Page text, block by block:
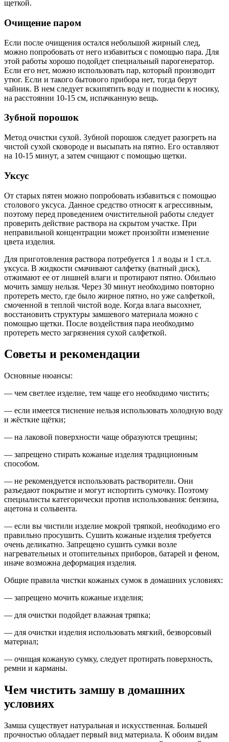
щеткой.
Очищение паром
Если после очищения остался небольшой жирный след,
можно попробовать от него избавиться с помощью пара. Для
этой работы хорошо подойдет специальный парогенератор.
Если его нет, можно использовать пар, который производит
утюг. Если и такого бытового прибора нет, тогда берут
чайник. В нем следует вскипятить воду и поднести к носику,
на расстоянии 10-15 см, испачканную вещь.
Зубной порошок
Метод очистки сухой. Зубной порошок следует разогреть на
чистой сухой сковороде и высыпать на пятно. Его оставляют
на 10-15 минут, а затем счищают с помощью щетки.
Уксус
От старых пятен можно попробовать избавиться с помощью
столового уксуса. Данное средство относят к агрессивным,
поэтому перед проведением очистительной работы следует
проверить действие раствора на скрытом участке. При
неправильной концентрации может произойти изменение
цвета изделия.
Для приготовления раствора потребуется 1 л воды и 1 ст.л.
уксуса. В жидкости смачивают салфетку (ватный диск),
отжимают ее от лишней влаги и протирают пятно. Обильно
мочить замшу нельзя. Через 30 минут необходимо повторно
протереть место, где было жирное пятно, но уже салфеткой,
смоченной в теплой чистой воде. Когда влага высохнет,
восстановить структуры замшевого материала можно с
помощью щетки. После воздействия пара необходимо
протереть место загрязнения сухой салфеткой.
Советы и рекомендации
Основные нюансы:
— чем светлее изделие, тем чаще его необходимо чистить;
— если имеется тиснение нельзя использовать холодную воду
и жёсткие щётки;
— на лаковой поверхности чаще образуются трещины;
— запрещено стирать кожаные изделия традиционным
способом.
— не рекомендуется использовать растворители. Они
разъедают покрытие и могут испортить сумочку. Поэтому
специалисты категорически против использования: бензина,
ацетона и сольвента.
— если вы чистили изделие мокрой тряпкой, необходимо его
правильно просушить. Сушить кожаные изделия требуется
очень деликатно. Запрещено сушить сумки возле
нагревательных и отопительных приборов, батарей и феном,
иначе возможна деформация изделия.
Общие правила чистки кожаных сумок в домашних условиях:
— запрещено мочить кожаные изделия;
— для очистки подойдет влажная тряпка;
— для очистки изделия использовать мягкий, безворсовый
материал;
— очищая кожаную сумку, следует протирать поверхность,
ремни и карманы.
Чем чистить замшу в домашних
условиях
Замша существует натуральная и искусственная. Большей
прочностью обладает первый вид материала. К обоим видам